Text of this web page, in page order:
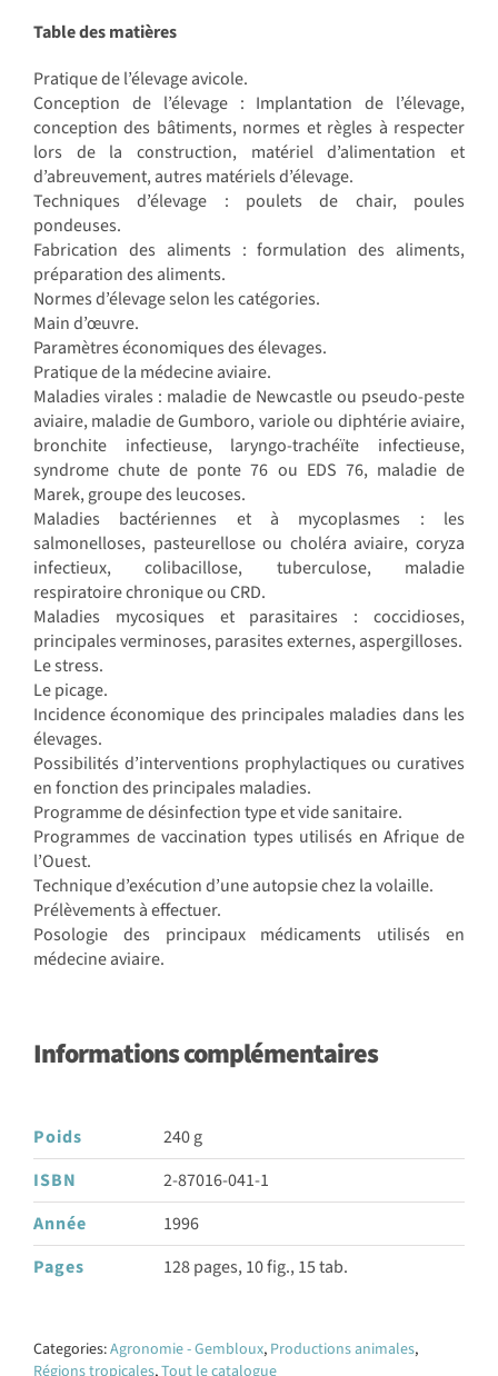
Table des matières
Pratique de l’élevage avicole.
Conception de l’élevage : Implantation de l’élevage,
conception des bâtiments, normes et règles à respecter
lors de la construction, matériel d’alimentation et
d’abreuvement, autres matériels d’élevage.
Techniques d’élevage : poulets de chair, poules
pondeuses.
Fabrication des aliments : formulation des aliments,
préparation des aliments.
Normes d’élevage selon les catégories.
Main d’œuvre.
Paramètres économiques des élevages.
Pratique de la médecine aviaire.
Maladies virales : maladie de Newcastle ou pseudo-peste
aviaire, maladie de Gumboro, variole ou diphtérie aviaire,
bronchite infectieuse, laryngo-trachéïte infectieuse,
syndrome chute de ponte 76 ou EDS 76, maladie de
Marek, groupe des leucoses.
Maladies bactériennes et à mycoplasmes : les
salmonelloses, pasteurellose ou choléra aviaire, coryza
infectieux, colibacillose, tuberculose, maladie
respiratoire chronique ou CRD.
Maladies mycosiques et parasitaires : coccidioses,
principales verminoses, parasites externes, aspergilloses.
Le stress.
Le picage.
Incidence économique des principales maladies dans les
élevages.
Possibilités d’interventions prophylactiques ou curatives
en fonction des principales maladies.
Programme de désinfection type et vide sanitaire.
Programmes de vaccination types utilisés en Afrique de
l’Ouest.
Technique d’exécution d’une autopsie chez la volaille.
Prélèvements à effectuer.
Posologie des principaux médicaments utilisés en
médecine aviaire.
Informations complémentaires
Poids
240 g
ISBN
2-87016-041-1
Année
1996
Pages
128 pages, 10 fig., 15 tab.
Categories:Agronomie - Gembloux, Productions animales,